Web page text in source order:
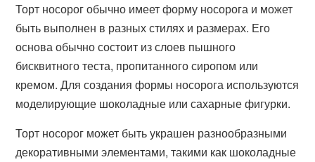
Торт носорог обычно имеет форму носорога и может
быть выполнен в разных стилях и размерах. Его
основа обычно состоит из слоев пышного
бисквитного теста, пропитанного сиропом или
кремом. Для создания формы носорога используются
моделирующие шоколадные или сахарные фигурки.
Торт носорог может быть украшен разнообразными
декоративными элементами, такими как шоколадные